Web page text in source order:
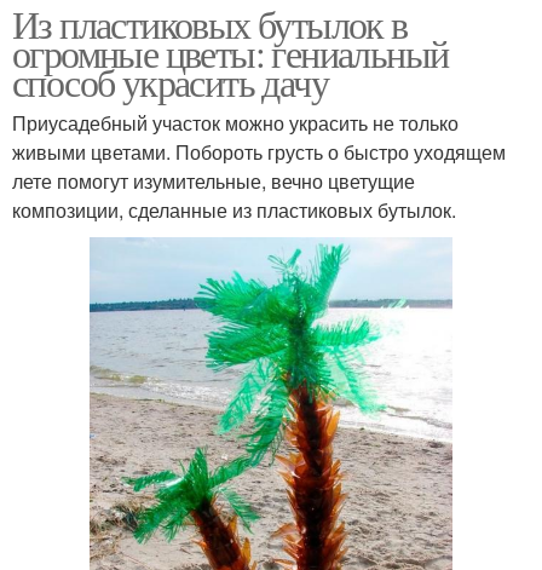
Из пластиковых бутылок в
огромные цветы: гениальный
способ украсить дачу
Приусадебный участок можно украсить не только
живыми цветами. Побороть грусть о быстро уходящем
лете помогут изумительные, вечно цветущие
композиции, сделанные из пластиковых бутылок.